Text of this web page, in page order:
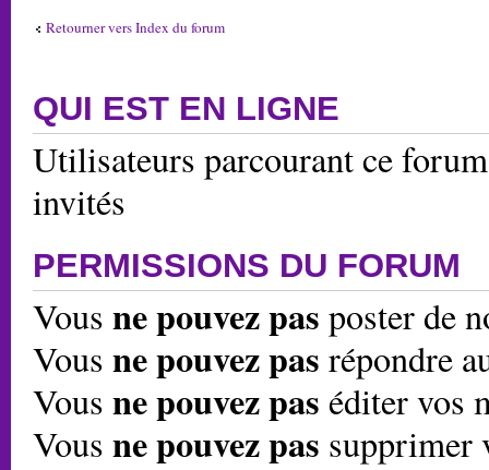
Retourner vers Index du forum
QUI EST EN LIGNE
Utilisateurs parcourant ce
invités
PERMISSIONS DU FORUM
Vous ne pouvez pas poster de
Vous ne pouvez pas répondre
Vous ne pouvez pas éditer vos
Vous ne pouvez pas supprimer